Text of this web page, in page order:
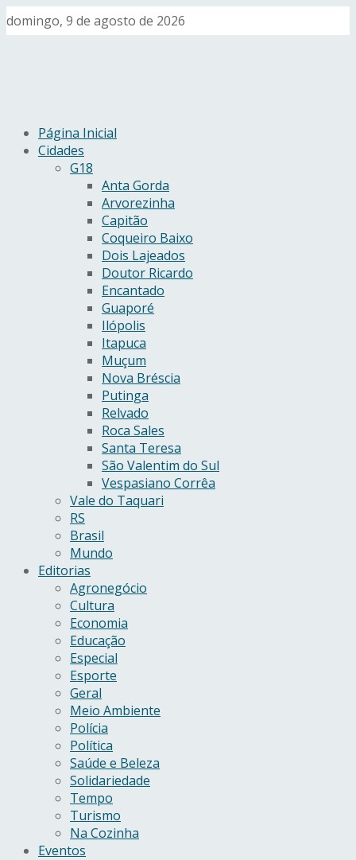
domingo, 9 de agosto de 2026
Página Inicial
Cidades
G18
Anta Gorda
Arvorezinha
Capitão
Coqueiro Baixo
Dois Lajeados
Doutor Ricardo
Encantado
Guaporé
Ilópolis
Itapuca
Muçum
Nova Bréscia
Putinga
Relvado
Roca Sales
Santa Teresa
São Valentim do Sul
Vespasiano Corrêa
Vale do Taquari
RS
Brasil
Mundo
Editorias
Agronegócio
Cultura
Economia
Educação
Especial
Esporte
Geral
Meio Ambiente
Polícia
Política
Saúde e Beleza
Solidariedade
Tempo
Turismo
Na Cozinha
Eventos